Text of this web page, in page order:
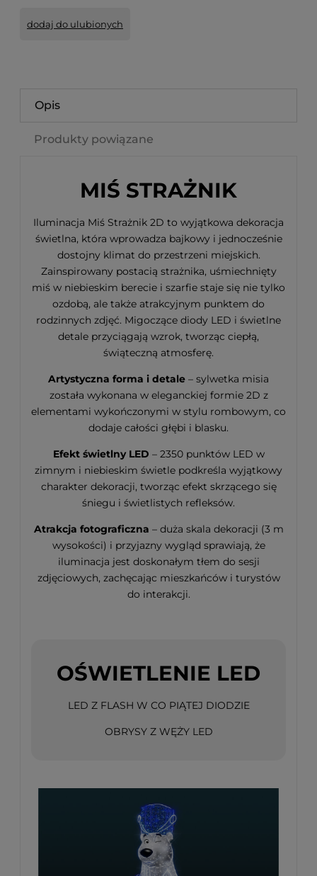
dodaj do ulubionych
Opis
Produkty powiązane
MIŚ STRAŻNIK
Iluminacja Miś Strażnik 2D to wyjątkowa dekoracja
świetlna, która wprowadza bajkowy i jednocześnie
dostojny klimat do przestrzeni miejskich.
Zainspirowany postacią strażnika, uśmiechnięty
miś w niebieskim berecie i szarfie staje się nie tylko
ozdobą, ale także atrakcyjnym punktem do
rodzinnych zdjęć. Migoczące diody LED i świetlne
detale przyciągają wzrok, tworząc ciepłą,
świąteczną atmosferę.
Artystyczna forma i detale – sylwetka misia
została wykonana w eleganckiej formie 2D z
elementami wykończonymi w stylu rombowym, co
dodaje całości głębi i blasku.
Efekt świetlny LED – 2350 punktów LED w
zimnym i niebieskim świetle podkreśla wyjątkowy
charakter dekoracji, tworząc efekt skrzącego się
śniegu i świetlistych refleksów.
Atrakcja fotograficzna – duża skala dekoracji (3 m
wysokości) i przyjazny wygląd sprawiają, że
iluminacja jest doskonałym tłem do sesji
zdjęciowych, zachęcając mieszkańców i turystów
do interakcji.
OŚWIETLENIE LED
LED Z FLASH W CO PIĄTEJ DIODZIE
OBRYSY Z WĘŻY LED